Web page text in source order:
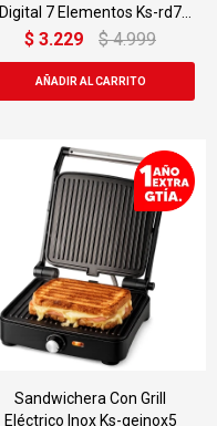
Digital 7 Elementos Ks-rd7
1500 W
$ 3.229 $ 4.999
Sandwichera Con Grill
Eléctrico Inox Ks-geinox5